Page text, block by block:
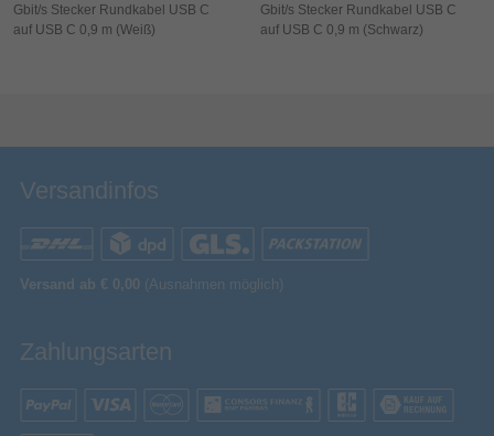
Herstellerartikelnummer 00200652
Gbit/s Stecker Rundkabel USB C
auf USB C 0,9 m (Weiß)
Gbit/s Stecker Rundkabel USB C
auf USB C 0,9 m (Schwarz)
Versandinfos
Versand ab € 0,00 (Ausnahmen möglich)
Zahlungsarten